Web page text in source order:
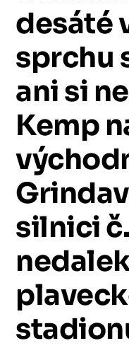
desáté
sprchu
anisi
Kemp
silnicič.